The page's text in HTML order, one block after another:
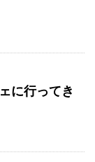
に行ってき